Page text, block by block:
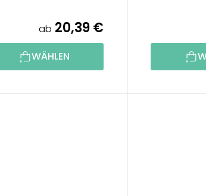
ab 20,39 €
WÄHLEN